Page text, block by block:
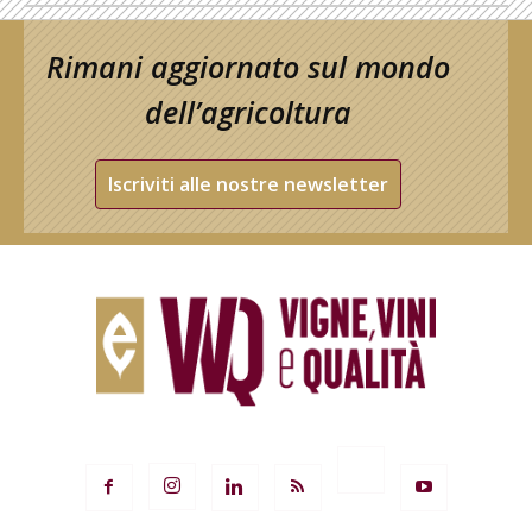
Rimani aggiornato sul mondo
dell’agricoltura
Iscriviti alle nostre newsletter